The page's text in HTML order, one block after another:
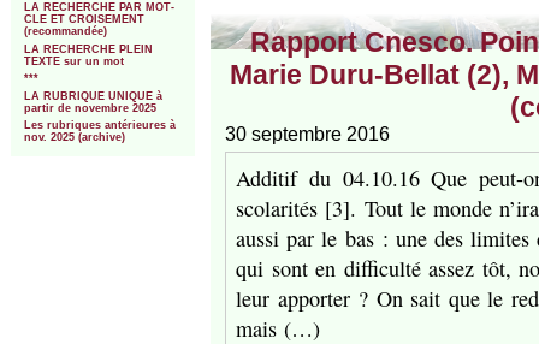
LA RECHERCHE PAR MOT-
CLE ET CROISEMENT
(recommandée)
LA RECHERCHE PLEIN
TEXTE sur un mot
***
LA RUBRIQUE UNIQUE à
partir de novembre 2025
Les rubriques antérieures à
nov. 2025 (archive)
Rapport Cnesco.
Marie Duru-Bellat (2),
30 septembre 2016
Additif du 04.10.16 Que peut-
scolarités [3]. Tout le monde
aussi par le bas : une des limites
qui sont en difficulté assez tôt,
leur apporter ? On sait que le
mais (…)